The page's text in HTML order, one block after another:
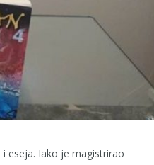
eseja. Iako je magistrirao